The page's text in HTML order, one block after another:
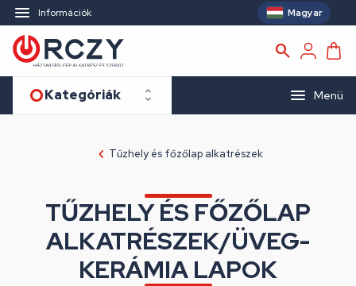
Információk Magyar
Kategóriák Menü
Tűzhely és főzőlap alkatrészek
TŰZHELY ÉS FŐZŐLAP
ALKATRÉSZEK/ÜVEG-
KERÁMIA LAPOK